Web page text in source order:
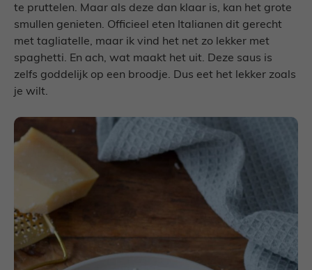
te pruttelen. Maar als deze dan klaar is, kan het grote
smullen genieten. Officieel eten Italianen dit gerecht
met tagliatelle, maar ik vind het net zo lekker met
spaghetti. En ach, wat maakt het uit. Deze saus is
zelfs goddelijk op een broodje. Dus eet het lekker zoals
je wilt.